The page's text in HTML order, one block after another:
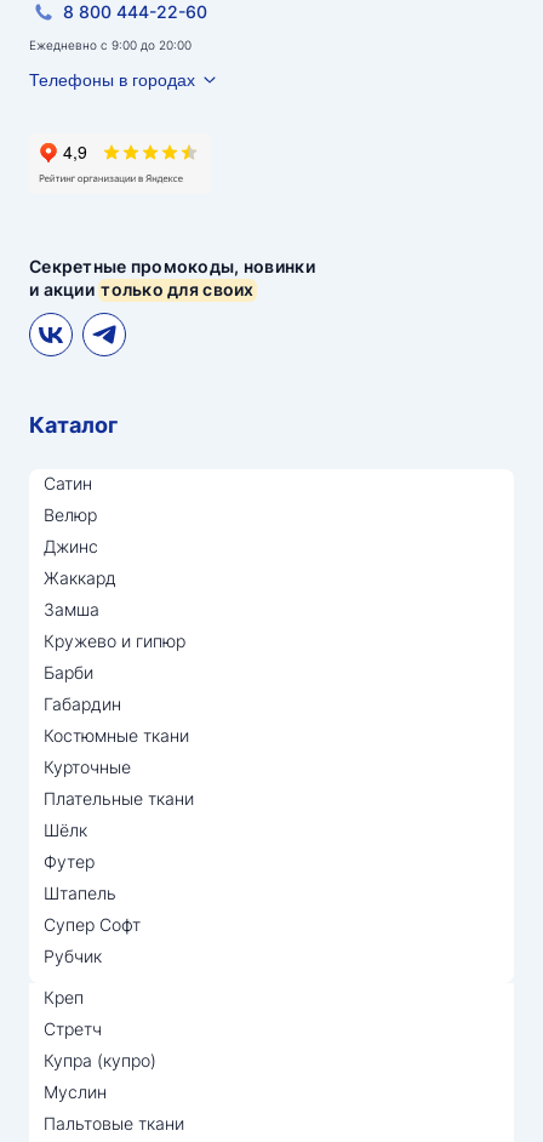
Секретные промокоды, новинки
и акциитолько для своих
8 800 444-22-60
Ежедневно с 9:00 до 20:00
Телефоны в городах
Каталог
Сатин
Велюр
Джинс
Жаккард
Замша
Кружево и гипюр
Барби
Габардин
Костюмные ткани
Курточные
Плательные ткани
Шёлк
Футер
Штапель
Супер Софт
Рубчик
Креп
Стретч
Купра (купро)
Муслин
Пальтовые ткани